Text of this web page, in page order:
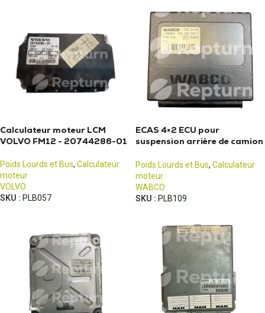
Calculateur moteur LCM
VOLVO FM12 - 20744286-01
Poids Lourds et Bus, Calculateur
moteur
VOLVO
SKU : PLB057
ECAS 4×2 ECU pour
suspension arrière de camion
Poids Lourds et Bus, Calculateur
moteur
WABCO
SKU : PLB109